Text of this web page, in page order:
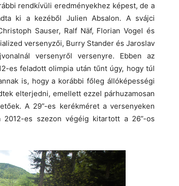
rendkívüli eredményekhez képest, de a
ki a kezéből Julien Absalon. A svájci
Sauser, Ralf Näf, Florian Vogel és
versenyzői, Burry Stander és Jaroslav
versenyről versenyre. Ebben az
es feladott olimpia után tűnt úgy, hogy túl
is, hogy a korábbi főleg állóképességi
elterjedni, emellett ezzel párhuzamosan
A 29”-es kerékméret a versenyeken
es szezon végéig kitartott a 26”-os